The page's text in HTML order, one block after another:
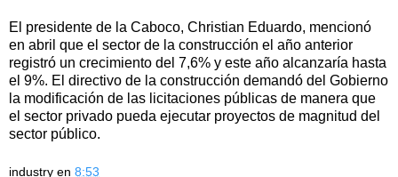
El presidente de la Caboco, Christian Eduardo, mencionó
en abril que el sector de la construcción el año anterior
registró un crecimiento del 7,6% y este año alcanzaría hasta
el 9%. El directivo de la construcción demandó del Gobierno
la modificación de las licitaciones públicas de manera que
el sector privado pueda ejecutar proyectos de magnitud del
sector público.
industry en 8:53